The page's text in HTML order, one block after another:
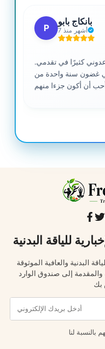
P
بانكاج بابو
7 أشهر منذ
كثيرًا في تقدمي.
غضون سنة واحدة من
للياقة البدنية
البدنية والعافية الموثوقة
والمقدمة إلى صندوق الوارد
بالنسبة لنا